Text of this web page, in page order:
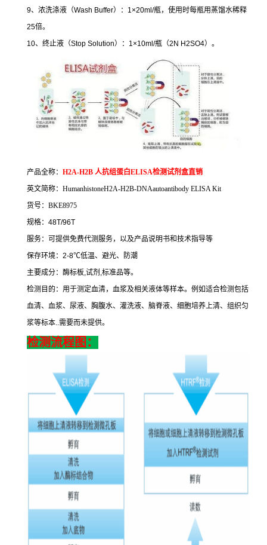
9、浓洗涤液（Wash Buffer）： 1×20ml/瓶，使用时每瓶用蒸馏水稀释
25倍。
10、终止液（Stop Solution）： 1×10ml/瓶（2N H2SO4）。
产品全称： H2A-H2B 人抗组蛋白ELISA检测试剂盒直销
英文简称： HumanhistoneH2A-H2B-DNAautoantibody ELISA Kit
货号： BKE8975
规格： 48T/96T
服务：可提供免费代测服务，以及产品说明书和技术指导等
保存环境： 2-8℃低温、避光、防潮
主要成分：酶标板,试剂 ,标准品等。
检测目的：用于测定血清，血浆及相关液体等样本。例如适合检测包括
血清、血浆、尿液、胸腹水、灌洗液、脑脊液、细胞培养上清、组织匀
浆等标本..需要而未提供。
检测流程图：